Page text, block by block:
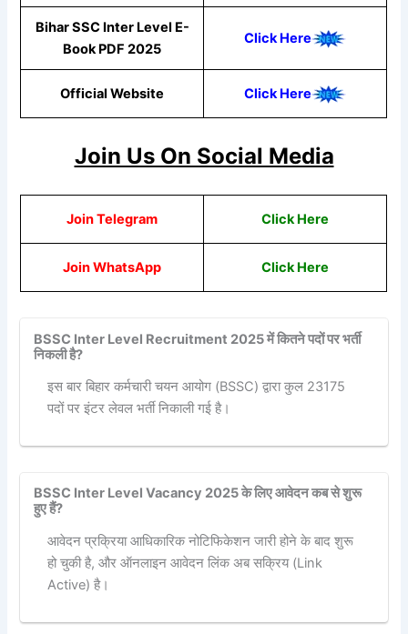
Bihar SSC Inter Level E-
Book PDF 2025
Click Here
Official Website Click Here
Join Us On Social Media
Join Telegram Click Here
Join WhatsApp Click Here
BSSC Inter Level Recruitment 2025 में कितने पदों पर भर्ती
निकली है?
इस बार बिहार कर्मचारी चयन आयोग (BSSC) द्वारा कुल 23175
पदों पर इंटर लेवल भर्ती निकाली गई है।
BSSC Inter Level Vacancy 2025 के लिए आवेदन कब से शुरू
हुए हैं?
आवेदन प्रक्रिया आधिकारिक नोटिफिकेशन जारी होने के बाद शुरू
हो चुकी है, और ऑनलाइन आवेदन लिंक अब सक्रिय (Link
Active) है।